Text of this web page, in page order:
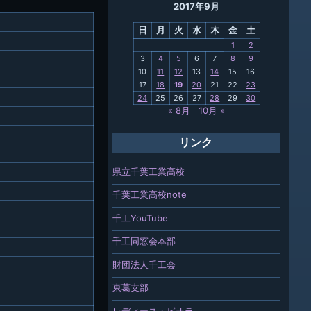
校
ちば
2017年9月
日 月 火 水 木 金 土
1
2
3
4 5 6 7 8
9
10
11 12 13 14 15
16
17
18 19 20 21 22
23
24
25 26 27 28 29 30
« 8月 10月 »
リンク
県立千葉工業高校
千葉工業高校note
千工YouTube
千工同窓会本部
財団法人千工会
東葛支部